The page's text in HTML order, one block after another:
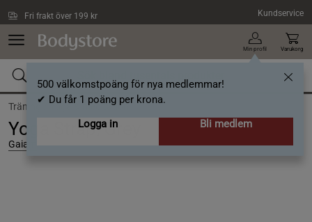
Fri frakt över 199 kr Kundservice
Min profil
500 välkomstpoäng för nya medlemmar!
✔ Du får 1 poäng per krona.
Logga in
Bli medlem
Varukorg
Träning / Yoga & meditation
Yoga Strap, Grey
Gaiam